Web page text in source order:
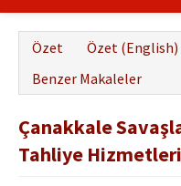
Yayın Politikası
Dergi Kurulları
Yayın İlkeleri
Özet Özet (English)
Benzer Makaleler
Çanakkale
Tahliye Hizmetleri